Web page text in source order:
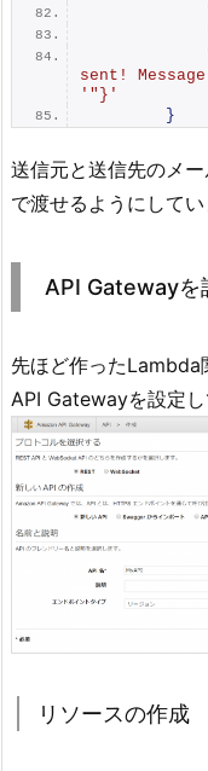
sent!
'"}'
}
送信元と送信先のメ
で渡せるようにしてい
API Gatewayを
先ほど作ったLambda
API Gatewayを設定し
リソースの作成